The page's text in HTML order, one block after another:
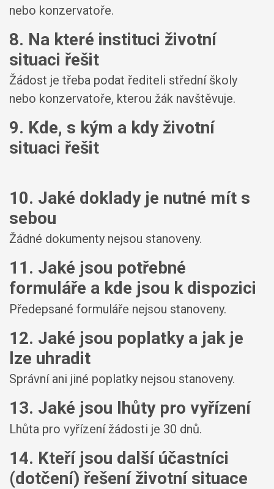
nebo konzervatoře.
8. Na které instituci životní
situaci řešit
Žádost je třeba podat řediteli střední školy
nebo konzervatoře, kterou žák navštěvuje.
9. Kde, s kým a kdy životní
situaci řešit
10. Jaké doklady je nutné mít s
sebou
Žádné dokumenty nejsou stanoveny.
11. Jaké jsou potřebné
formuláře a kde jsou k dispozici
Předepsané formuláře nejsou stanoveny.
12. Jaké jsou poplatky a jak je
lze uhradit
Správní ani jiné poplatky nejsou stanoveny.
13. Jaké jsou lhůty pro vyřízení
Lhůta pro vyřízení žádosti je 30 dnů.
14. Kteří jsou další účastníci
(dotčení) řešení životní situace